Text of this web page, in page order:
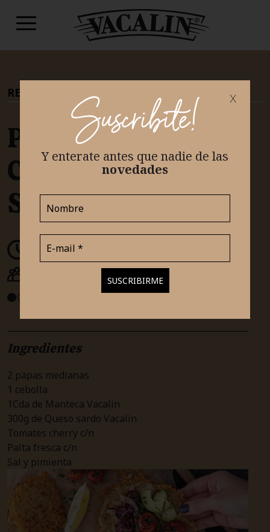
x
Suscribite!
Y enterate antes que nadie de las
novedades
RECETAS TEAM SALADO
Papas Rosti
Crocante con Queso
Sardo
30 minutos
Ingredientes
2 papas medianas
1 cebolla
1Cda de Manteca Vacalin
300g de Queso sardo Vacalin
Tomates cherry c/n
Palta fresca c/n
Sal y pimienta